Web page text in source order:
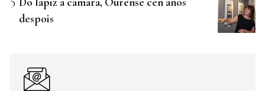
despois